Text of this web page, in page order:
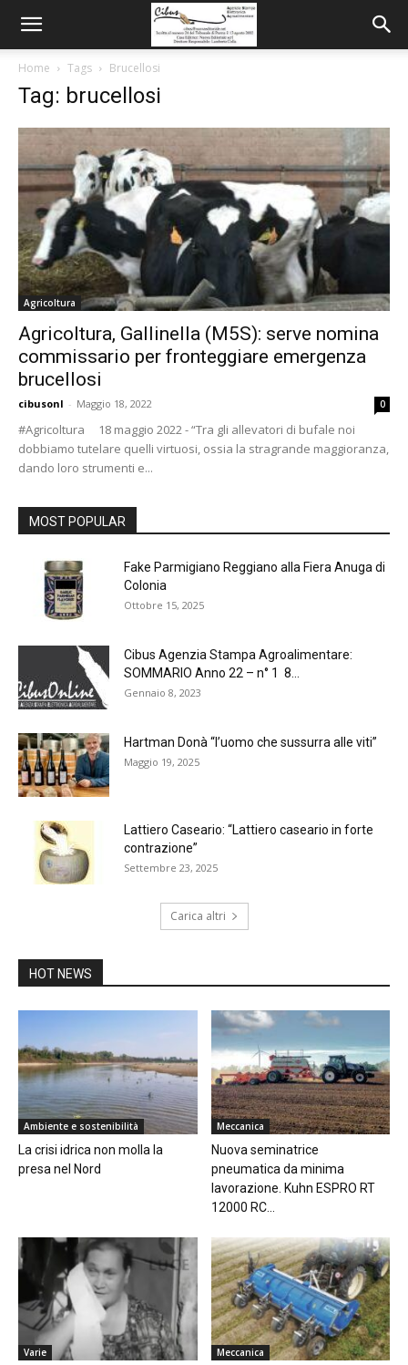
Home Tags Brucellosi
Tag: brucellosi
Agricoltura
Agricoltura, Gallinella (M5S): serve nomina
commissario per fronteggiare emergenza
brucellosi
cibusonl - Maggio 18, 2022 0
#Agricoltura 18 maggio 2022 - “Tra gli allevatori di bufale noi
dobbiamo tutelare quelli virtuosi, ossia la stragrande maggioranza,
dando loro strumenti e...
MOST POPULAR
Fake Parmigiano Reggiano alla Fiera Anuga di
Colonia
Ottobre 15, 2025
Cibus Agenzia Stampa Agroalimentare:
SOMMARIO Anno 22 – n° 1 8...
Gennaio 8, 2023
Hartman Donà “l’uomo che sussurra alle viti”
Maggio 19, 2025
Lattiero Caseario: “Lattiero caseario in forte
contrazione”
Settembre 23, 2025
Carica altri
HOT NEWS
Ambiente e sostenibilità
La crisi idrica non molla la
presa nel Nord
Meccanica
Nuova seminatrice
pneumatica da minima
lavorazione. Kuhn ESPRO RT
12000 RC...
Varie Meccanica